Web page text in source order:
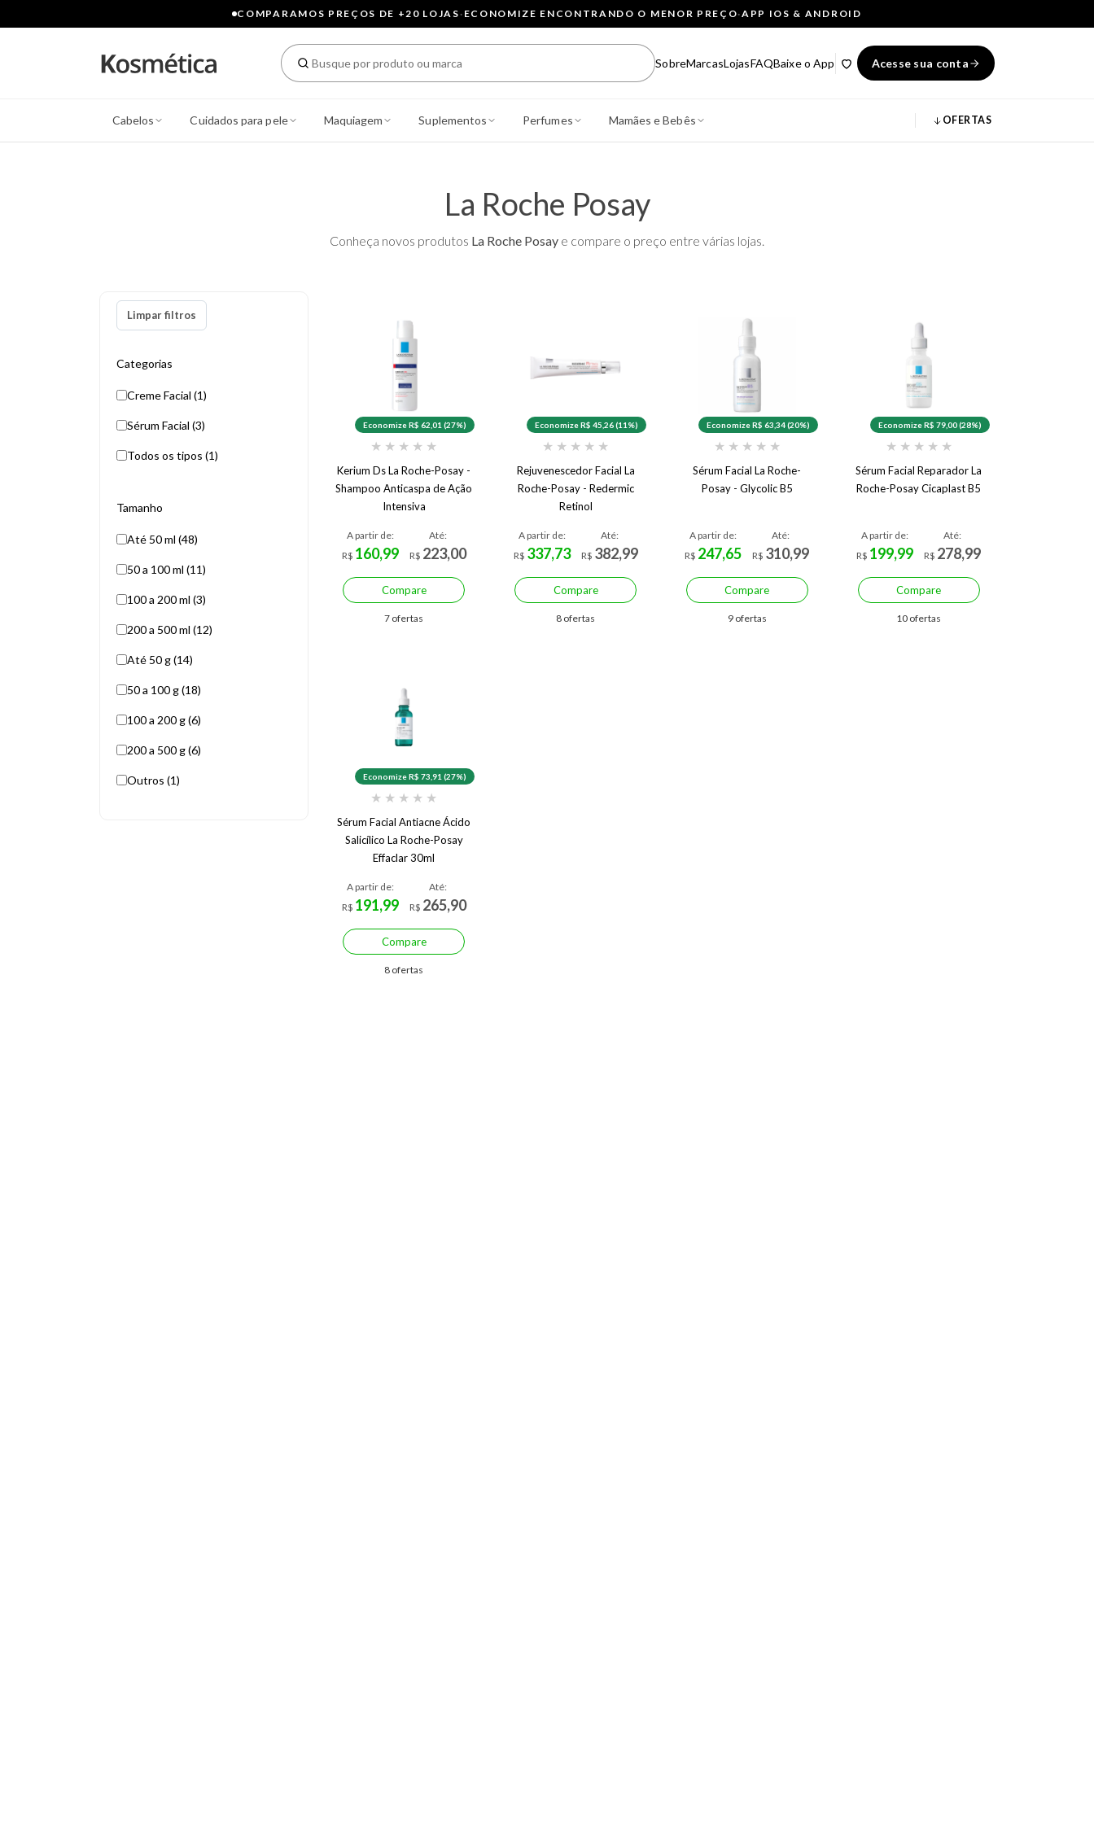
COMPARAMOS PREÇOS DE +20 LOJAS· ECONOMIZE ENCONTRANDO O MENOR PREÇO·APP IOS & ANDROID
SobreMarcasLojasFAQBaixe o App Acesse sua conta
Cabelos Cuidados para pele Maquiagem Suplementos Perfumes Mamães e Bebês OFERTAS
La Roche Posay
Conheça novos produtos La Roche Posay e compare o preço entre várias lojas.
Limpar filtros
Categorias
Creme Facial (1)
Sérum Facial (3)
Todos os tipos (1)
Tamanho
Até 50 ml (48)
50 a 100 ml (11)
100 a 200 ml (3)
200 a 500 ml (12)
Até 50 g (14)
50 a 100 g (18)
100 a 200 g (6)
200 a 500 g (6)
Outros (1)
Economize R$ 62,01 (27%)
★ ★ ★ ★ ★
Kerium Ds La Roche-Posay -
Shampoo Anticaspa de Ação
Intensiva
A partir de:
R$ 160,99
Até:
R$ 223,00
Compare
7 ofertas
Economize R$ 45,26 (11%)
★ ★ ★ ★ ★
Rejuvenescedor Facial La
Roche-Posay - Redermic
Retinol
A partir de:
R$ 337,73
Até:
R$ 382,99
Compare
8 ofertas
Economize R$ 63,34 (20%)
★ ★ ★ ★ ★
Sérum Facial La Roche-
Posay - Glycolic B5
A partir de:
R$ 247,65
Até:
R$ 310,99
Compare
9 ofertas
Economize R$ 79,00 (28%)
★ ★ ★ ★ ★
Sérum Facial Reparador La
Roche-Posay Cicaplast B5
A partir de:
R$ 199,99
Até:
R$ 278,99
Compare
10 ofertas
Economize R$ 73,91 (27%)
★ ★ ★ ★ ★
Sérum Facial Antiacne Ácido
Salicílico La Roche-Posay
Effaclar 30ml
A partir de:
R$ 191,99
Até:
R$ 265,90
Compare
8 ofertas